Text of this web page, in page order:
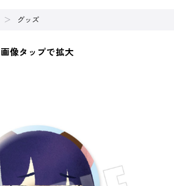
グッズ
画像タップで拡大